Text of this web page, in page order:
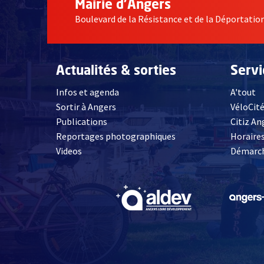
Mairie d'Angers
Boulevard de la Résistance et de la Déportation
Actualités & sorties
Infos et agenda
Sortir à Angers
Publications
Reportages photographiques
Videos, Ouvre une nouvelle fenêtre
A'tout
VéloCité
Citiz
, Ouvre une